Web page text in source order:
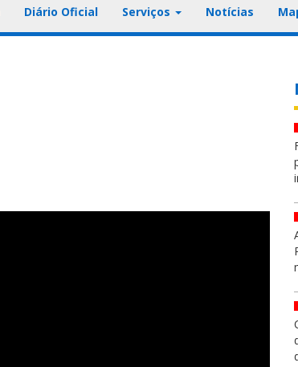
Diário Oficial Serviços Notícias